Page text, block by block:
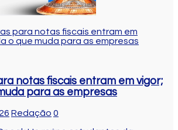
notas fiscais entram em vigor;
para as empresas
Redação 0